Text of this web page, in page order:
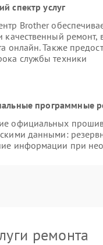
спектр услуг
Brother
качественный
онлайн. Также
службы техники
программные
официальных
данными:
информации при
ремонта